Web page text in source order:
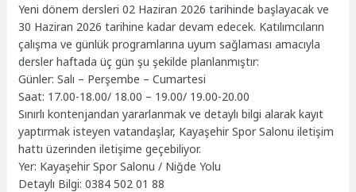
Yeni dönem dersleri 02 Haziran 2026 tarihinde başlayacak ve
30 Haziran 2026 tarihine kadar devam edecek. Katılımcıların
çalışma ve günlük programlarına uyum sağlaması amacıyla
dersler haftada üç gün şu şekilde planlanmıştır:
Günler: Salı – Perşembe – Cumartesi
Saat: 17.00-18.00/ 18.00 – 19.00/ 19.00-20.00
Sınırlı kontenjandan yararlanmak ve detaylı bilgi alarak kayıt
yaptırmak isteyen vatandaşlar, Kayaşehir Spor Salonu iletişim
hattı üzerinden iletişime geçebiliyor.
Yer: Kayaşehir Spor Salonu / Niğde Yolu
Detaylı Bilgi: 0384 502 01 88